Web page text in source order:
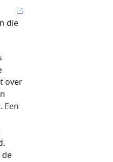
die
over
Een